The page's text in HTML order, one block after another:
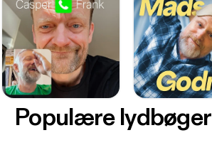
Populære lydbøger